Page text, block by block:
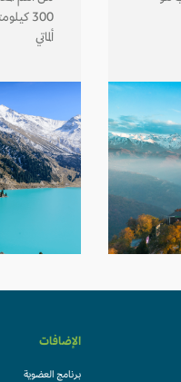
300 كيلومتر تقريبًا خارج
ألماتي
الإضافات
برنامج العضوية